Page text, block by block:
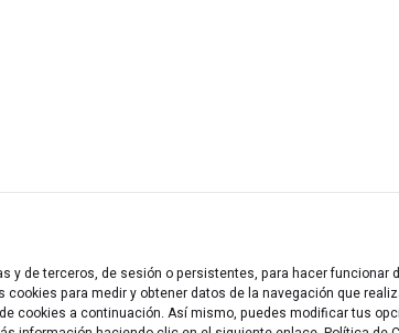
de terceros, de sesión o persistentes, para hacer funcionar
para medir y obtener datos de la navegación que
cookies a continuación. Así mismo, puedes modificar tus